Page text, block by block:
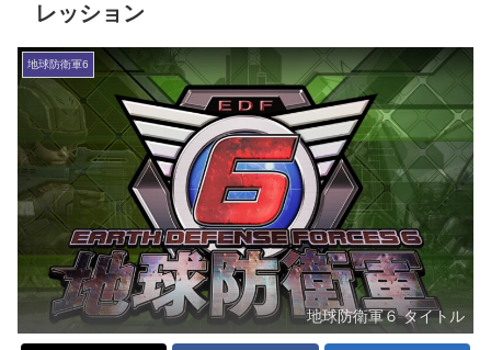
レッション
地球防衛軍6
地球防衛軍６ タイトル